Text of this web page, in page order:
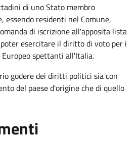
di uno Stato membro
essendo residenti nel Comune,
di iscrizione all'apposita lista
esercitare il diritto di voto per i
spettanti all'Italia.
godere dei diritti politici sia con
del paese d'origine che di quello